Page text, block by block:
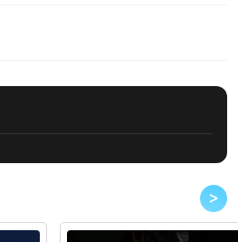
>